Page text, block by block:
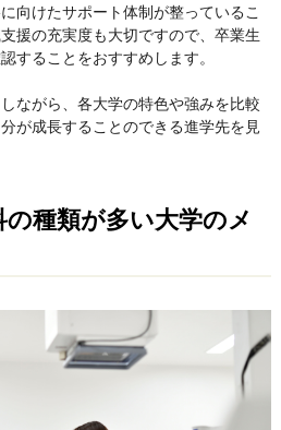
向けたサポート体制が整っているこ
援の充実度も大切ですので、卒業生
することをおすすめします。
ながら、各大学の特色や強みを比較
が成長することのできる進学先を見
種類が多い大学のメ